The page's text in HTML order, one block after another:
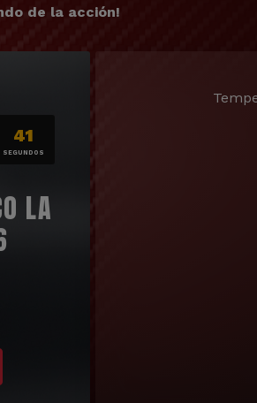
de la acción!
39
SEGUNDOS
LA